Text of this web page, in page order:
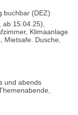
buchbar (DEZ)
ab 15.04.25),
Klimaanlage
Mietsafe. Dusche,
und abends